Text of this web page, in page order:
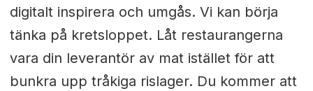
digitalt inspirera och umgås. Vi kan börja
tänka på kretsloppet. Låt restaurangerna
vara din leverantör av mat istället för att
bunkra upp tråkiga rislager. Du kommer att